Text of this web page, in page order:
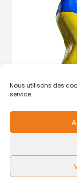
Nous utilisons des
service.